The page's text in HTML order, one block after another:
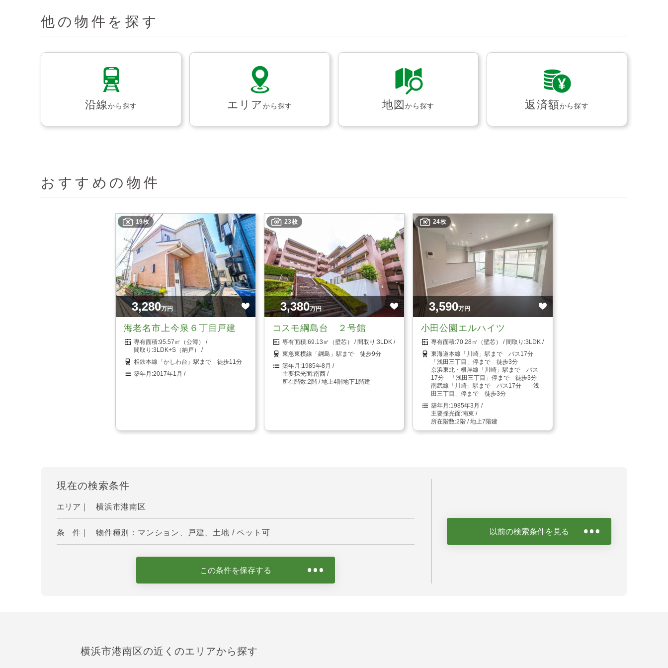
他の物件を探す
沿線から探す エリアから探す 地図から探す 返済額から探す
おすすめの物件
19枚
3,280万円
海老名市上今泉６丁目戸建
95.57㎡（公簿）
3LDK+S（納戸）
相鉄本線「かしわ台」駅まで 徒歩11分
2017年1月
23枚
3,380万円
コスモ綱島台 ２号館
69.13㎡（壁芯）
3LDK
東急東横線「綱島」駅まで 徒歩9分
1985年8月
南西
2階 / 地上4階地下1階建
24枚
3,590万円
小田公園エルハイツ
70.28㎡（壁芯）
3LDK
東海道本線「川崎」駅まで バス17分
「浅田三丁目」停まで 徒歩3分
京浜東北・根岸線「川崎」駅まで バス
17分 「浅田三丁目」停まで 徒歩3分
南武線「川崎」駅まで バス17分 「浅
田三丁目」停まで 徒歩3分
1985年3月
南東
2階 / 地上7階建
現在の検索条件
エリア｜ 横浜市港南区
条 件｜ 物件種別：マンション、戸建、土地 / ペット可
この条件を保存する
以前の検索条件を見る
横浜市港南区の近くのエリアから探す